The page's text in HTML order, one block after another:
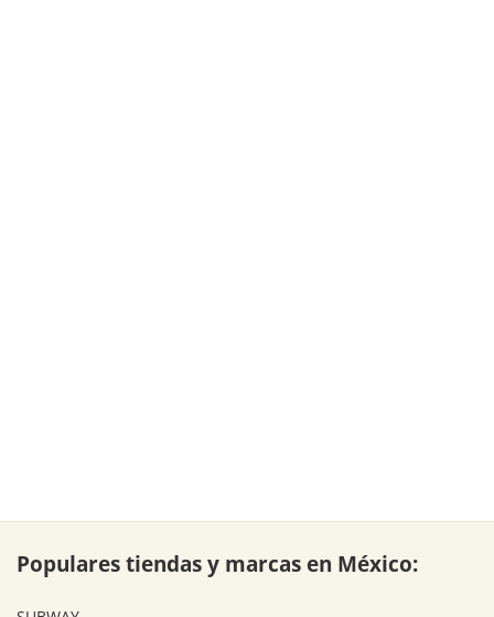
Populares tiendas y marcas en México: